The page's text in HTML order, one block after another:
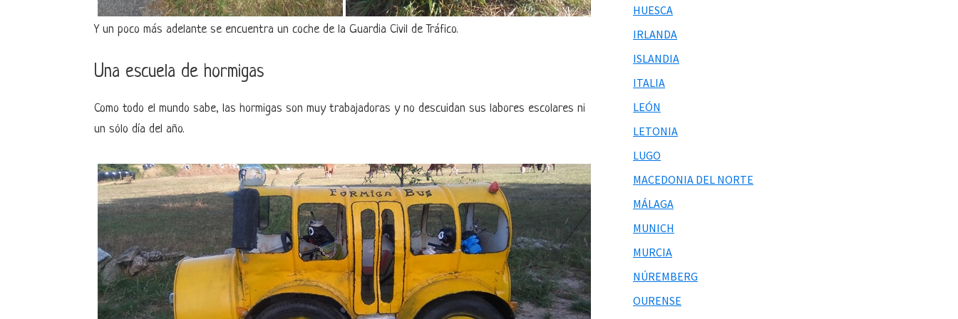
Y un poco más adelante se encuentra un coche de la Guardia Civil de Tráfico.
Una escuela de hormigas
Como todo el mundo sabe, las hormigas son muy trabajadoras y no descuidan sus labores escolares ni
un sólo día del año.
HUESCA
IRLANDA
ISLANDIA
ITALIA
LEÓN
LETONIA
LUGO
MACEDONIA DEL NORTE
MÁLAGA
MUNICH
MURCIA
NÚREMBERG
OURENSE